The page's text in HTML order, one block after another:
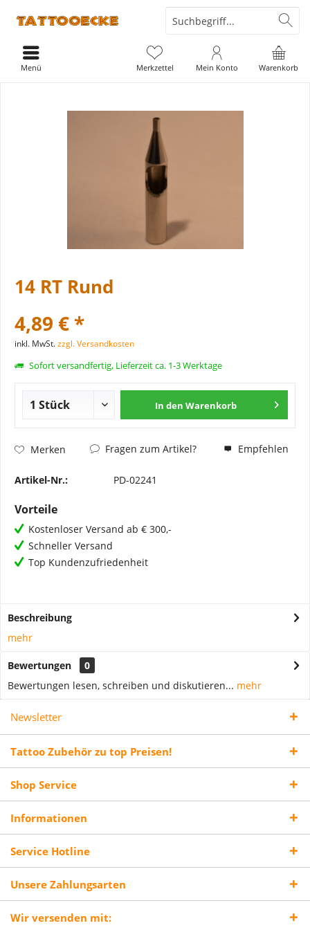
Warenkorb
Merkzettel Mein Konto
Menü
14 RT Rund
4,89 € *
inkl. MwSt.zzgl. Versandkosten
Sofort versandfertig, Lieferzeit ca. 1-3 Werktage
In den Warenkorb
Merken Fragen zum Artikel? Empfehlen
Artikel-Nr.: PD-02241
Vorteile
Kostenloser Versand ab € 300,-
Schneller Versand
Top Kundenzufriedenheit
Beschreibung
mehr
Bewertungen
0
Bewertungen lesen, schreiben und diskutieren... mehr
Newsletter
Tattoo Zubehör zu top Preisen!
Shop Service
Informationen
Service Hotline
Unsere Zahlungsarten
Wir versenden mit: